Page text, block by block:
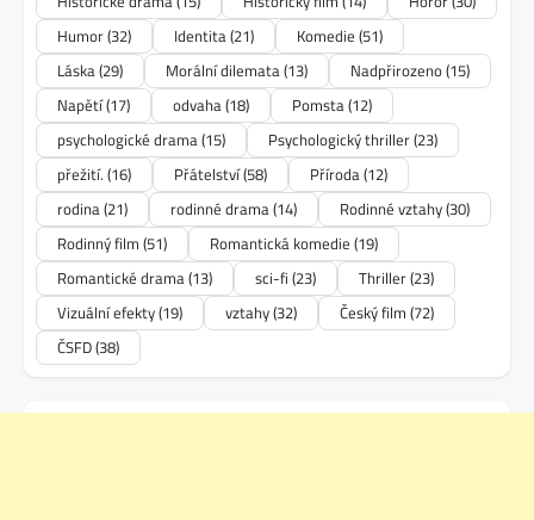
Humor(32) Identita(21) Komedie (51)
Láska(29) Morální dilemata(13) Nadpřirozeno(15)
Napětí(17) odvaha(18) Pomsta(12)
psychologické drama(15) Psychologický thriller(23)
přežití. (16) Přátelství(58) Příroda(12)
rodina(21) rodinné drama(14) Rodinné vztahy(30)
Rodinný film (51) Romantická komedie (19)
Romantické drama(13) sci-fi (23) Thriller(23)
Vizuální efekty(19) vztahy(32) Český film (72)
ČSFD(38)